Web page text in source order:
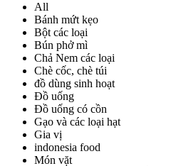
All
Bánh mứt kẹo
Bột các loại
Bún phở mì
Chả Nem các loại
Chè cốc, chè túi
đồ dùng sinh hoạt
Đồ uống
Đồ uống có cồn
Gạo và các loại hạt
Gia vị
indonesia food
Món vặt